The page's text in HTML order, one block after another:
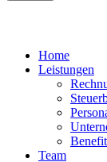
Home
Leistungen
Team